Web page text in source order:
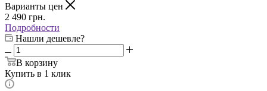
Варианты цен
2 490 грн.
Подробности
Нашли дешевле?
В корзину
Купить в 1 клик